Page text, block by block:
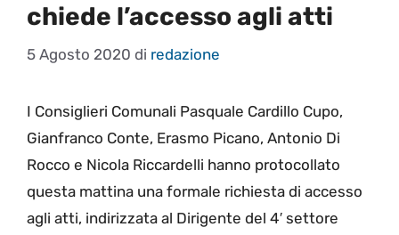
chiede l’accesso agli atti
5 Agosto 2020 di redazione
I Consiglieri Comunali Pasquale Cardillo Cupo,
Gianfranco Conte, Erasmo Picano, Antonio Di
Rocco e Nicola Riccardelli hanno protocollato
questa mattina una formale richiesta di accesso
agli atti, indirizzata al Dirigente del 4′ settore